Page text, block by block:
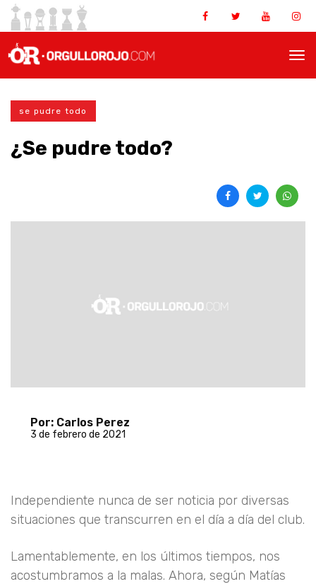
se pudre todo
¿Se pudre todo?
Por: Carlos Perez
3 de febrero de 2021
Independiente nunca de ser noticia por diversas
situaciones que transcurren en el día a día del club.
Lamentablemente, en los últimos tiempos, nos
acostumbramos a la malas. Ahora, según Matías